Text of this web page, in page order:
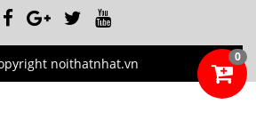
noithatnhat.vn 0